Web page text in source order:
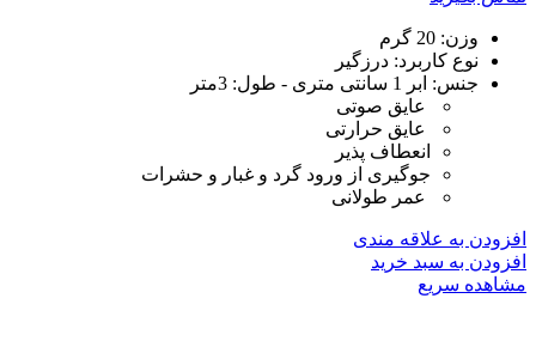
وزن: 20 گرم
نوع کاربرد: درزگیر
جنس: ابر 1 سانتی متری - طول: 3متر
عایق صوتی
عایق حرارتی
انعطاف پذیر
جوگیری از ورود گرد و غبار و حشرات
عمر طولانی
افزودن به علاقه مندی
افزودن به سبد خرید
مشاهده سریع